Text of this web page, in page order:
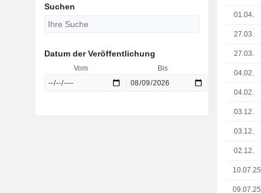
01.04.
27.03.
27.03.
04.02.
04.02.
03.12.
03.12.
02.12.
10.07.25
09.07.25
Suchen
Datum der Veröffentlichung
Vom Bis